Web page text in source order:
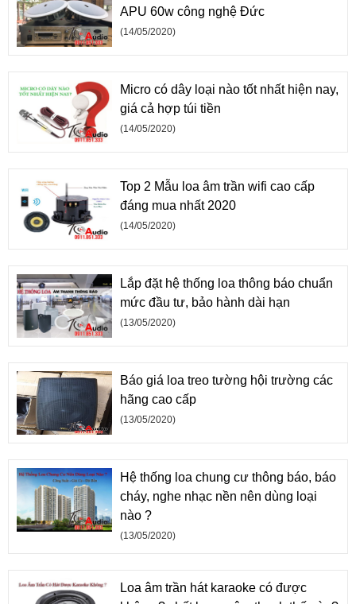
APU 60w công nghệ Đức
(14/05/2020)
Micro có dây loại nào tốt nhất hiện nay,
giá cả hợp túi tiền
(14/05/2020)
Top 2 Mẫu loa âm trần wifi cao cấp
đáng mua nhất 2020
(14/05/2020)
Lắp đặt hệ thống loa thông báo chuẩn
mức đầu tư, bảo hành dài hạn
(13/05/2020)
Báo giá loa treo tường hội trường các
hãng cao cấp
(13/05/2020)
Hệ thống loa chung cư thông báo, báo
cháy, nghe nhạc nền nên dùng loại
nào ?
(13/05/2020)
Loa âm trần hát karaoke có được